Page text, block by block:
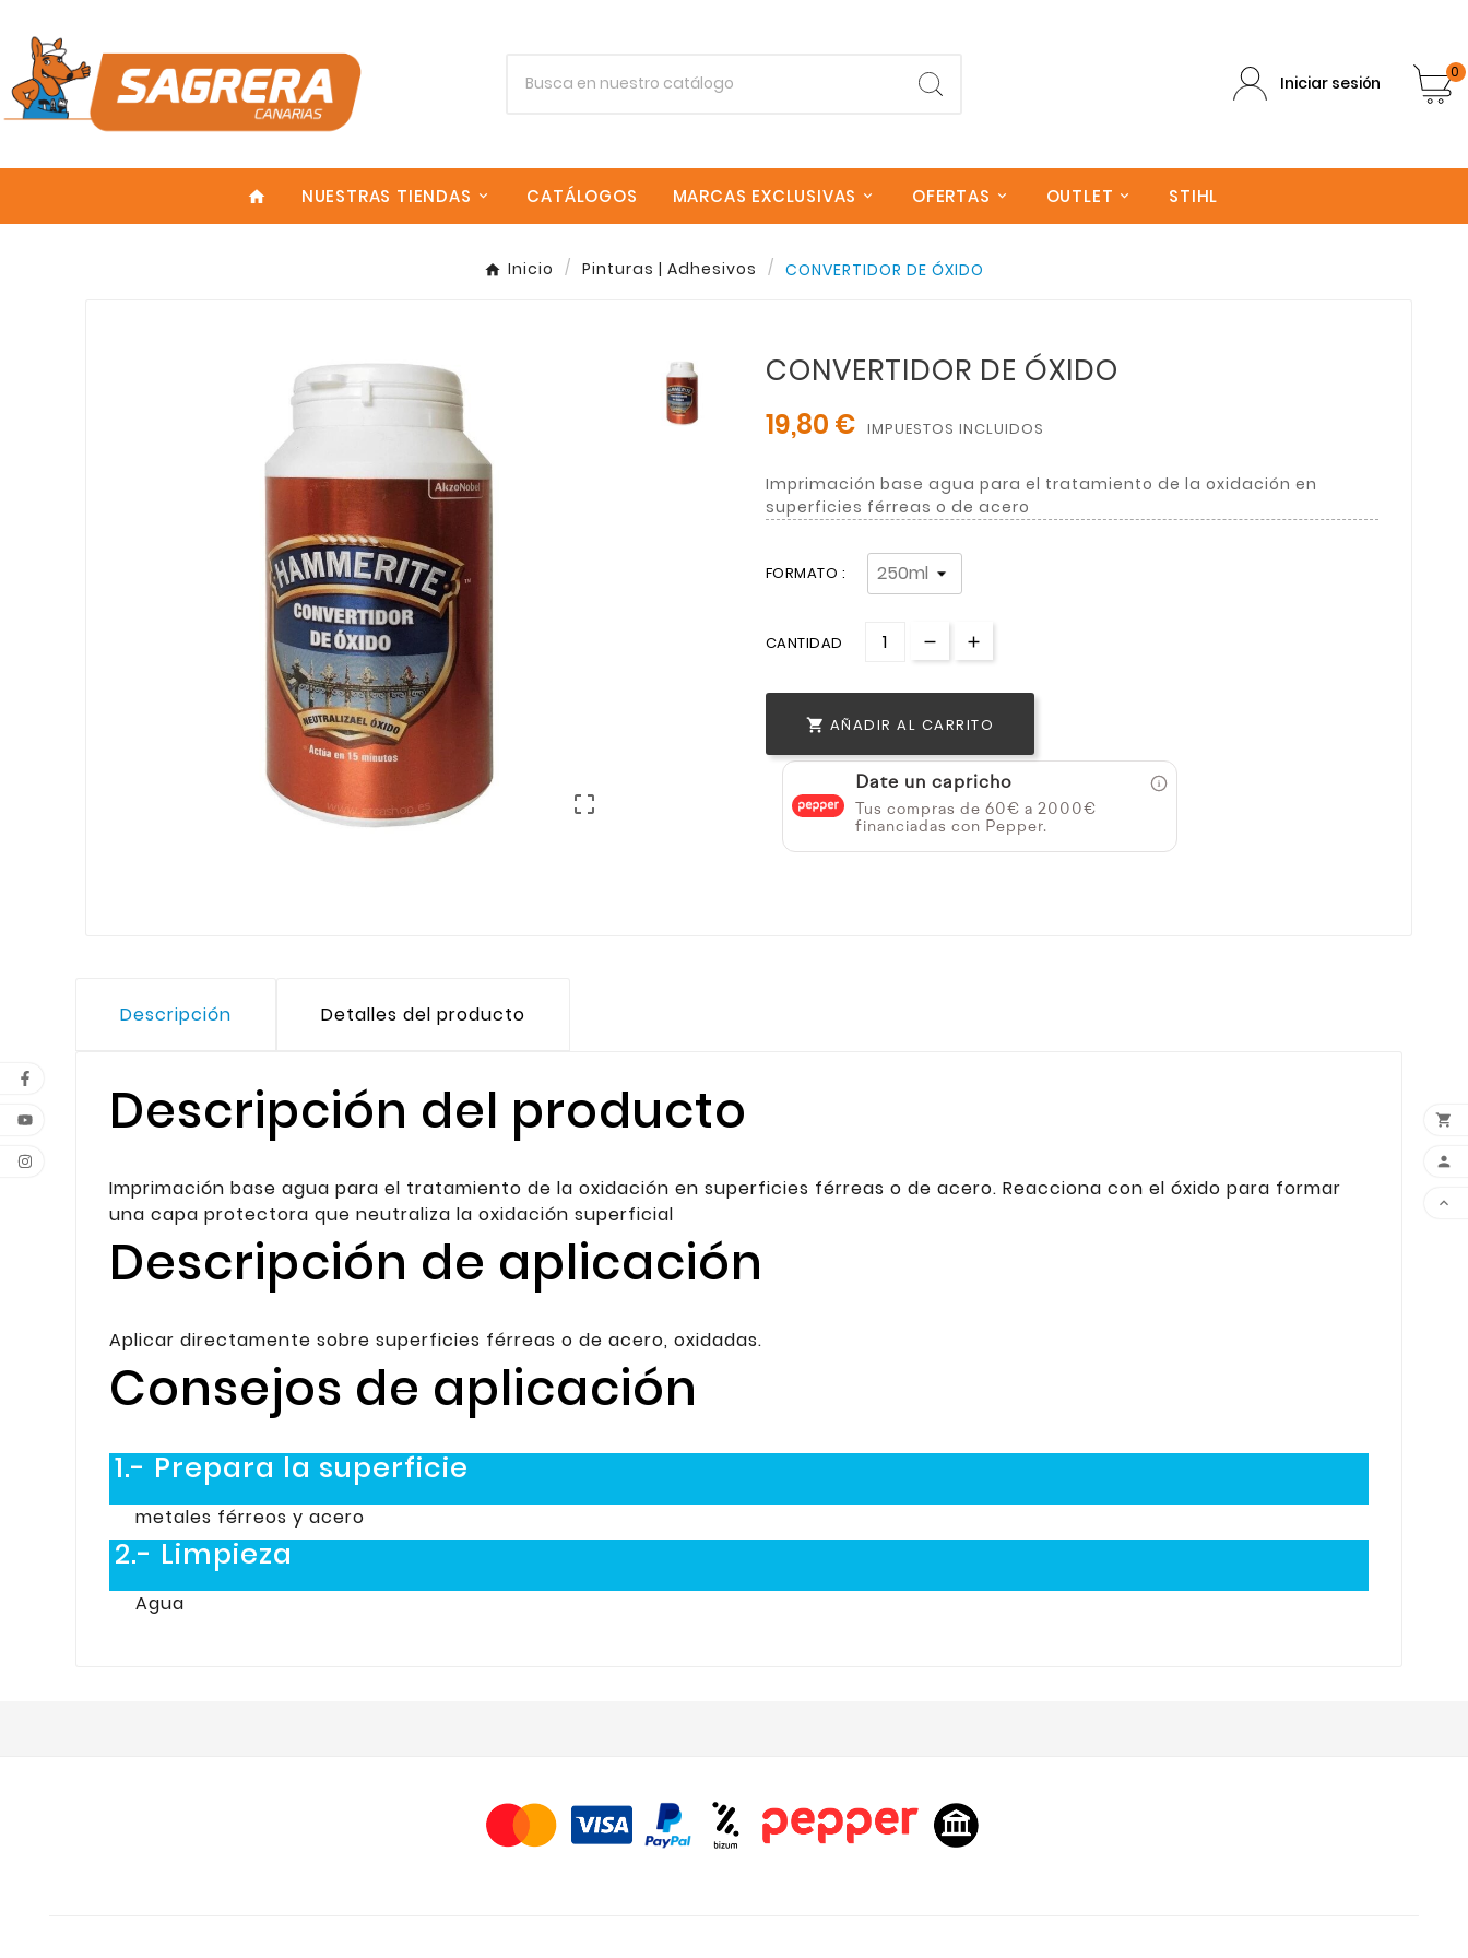
Iniciar sesión
0
home NUESTRAS TIENDAS CATÁLOGOS MARCAS EXCLUSIVAS OFERTAS OUTLET STIHL
Inicio Pinturas | Adhesivos CONVERTIDOR DE ÓXIDO

CONVERTIDOR DE ÓXIDO
19,80 € IMPUESTOS INCLUIDOS
Imprimación base agua para el tratamiento de la oxidación en
superficies férreas o de acero
FORMATO :
CANTIDAD
 AÑADIR AL CARRITO
Date un capricho
Tus compras de 60€ a 2000€
financiadas con Pepper.
Descripción Detalles del producto
Descripción del producto
Imprimación base agua para el tratamiento de la oxidación en superficies férreas o de acero. Reacciona con el óxido para formar
una capa protectora que neutraliza la oxidación superficial
Descripción de aplicación
Aplicar directamente sobre superficies férreas o de acero, oxidadas.
Consejos de aplicación
1.- Prepara la superficie
metales férreos y acero
2.- Limpieza
Agua



Empieza escribiendo lo que buscas.